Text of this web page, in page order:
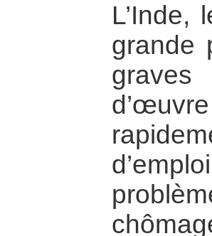
L’Inde,
grande